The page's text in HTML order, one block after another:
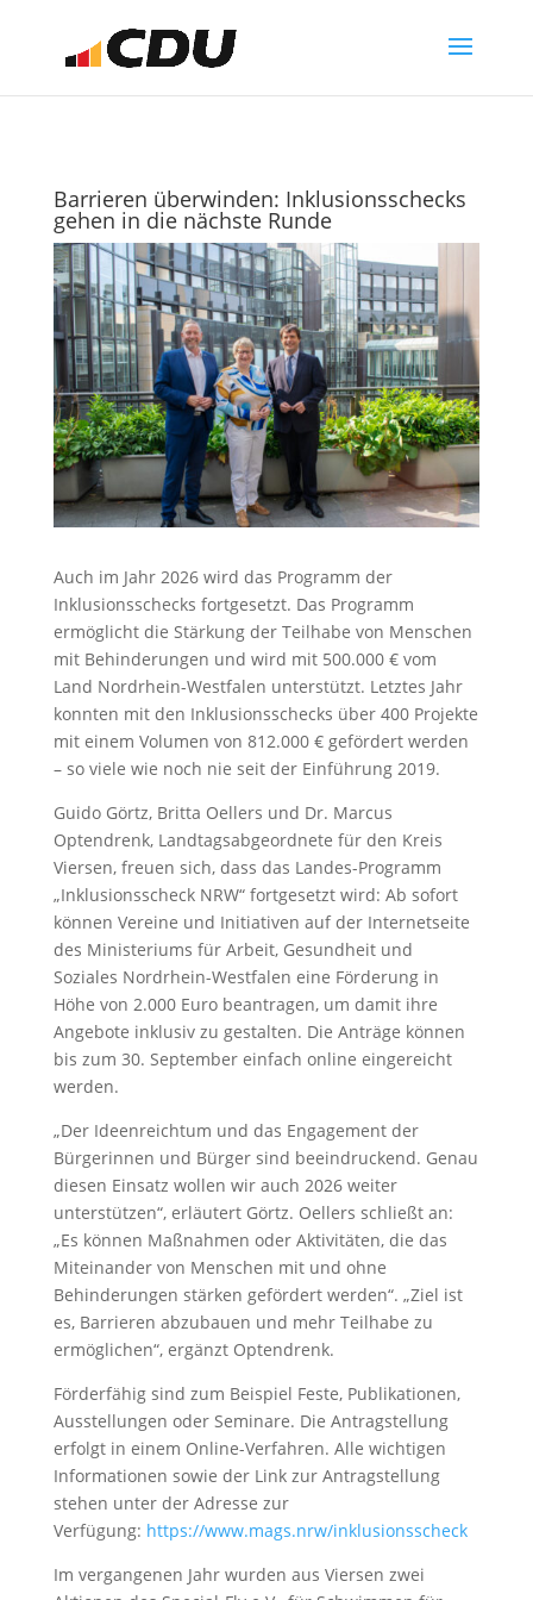
Barrieren überwinden: Inklusionsschecks
gehen in die nächste Runde
Auch im Jahr 2026 wird das Programm der
Inklusionsschecks fortgesetzt. Das Programm
ermöglicht die Stärkung der Teilhabe von Menschen
mit Behinderungen und wird mit 500.000 € vom
Land Nordrhein-Westfalen unterstützt. Letztes Jahr
konnten mit den Inklusionsschecks über 400 Projekte
mit einem Volumen von 812.000 € gefördert werden
– so viele wie noch nie seit der Einführung 2019.
Guido Görtz, Britta Oellers und Dr. Marcus
Optendrenk, Landtagsabgeordnete für den Kreis
Viersen, freuen sich, dass das Landes-Programm
„Inklusionsscheck NRW“ fortgesetzt wird: Ab sofort
können Vereine und Initiativen auf der Internetseite
des Ministeriums für Arbeit, Gesundheit und
Soziales Nordrhein-Westfalen eine Förderung in
Höhe von 2.000 Euro beantragen, um damit ihre
Angebote inklusiv zu gestalten. Die Anträge können
bis zum 30. September einfach online eingereicht
werden.
„Der Ideenreichtum und das Engagement der
Bürgerinnen und Bürger sind beeindruckend. Genau
diesen Einsatz wollen wir auch 2026 weiter
unterstützen“, erläutert Görtz. Oellers schließt an:
„Es können Maßnahmen oder Aktivitäten, die das
Miteinander von Menschen mit und ohne
Behinderungen stärken gefördert werden“. „Ziel ist
es, Barrieren abzubauen und mehr Teilhabe zu
ermöglichen“, ergänzt Optendrenk.
Förderfähig sind zum Beispiel Feste, Publikationen,
Ausstellungen oder Seminare. Die Antragstellung
erfolgt in einem Online-Verfahren. Alle wichtigen
Informationen sowie der Link zur Antragstellung
stehen unter der Adresse zur
Verfügung: https://www.mags.nrw/inklusionsscheck
Im vergangenen Jahr wurden aus Viersen zwei